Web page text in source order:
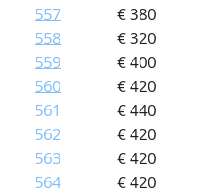
557
€ 380
558
€ 320
559
€ 400
560
€ 420
561
€ 440
562
€ 420
563
€ 420
564
€ 420